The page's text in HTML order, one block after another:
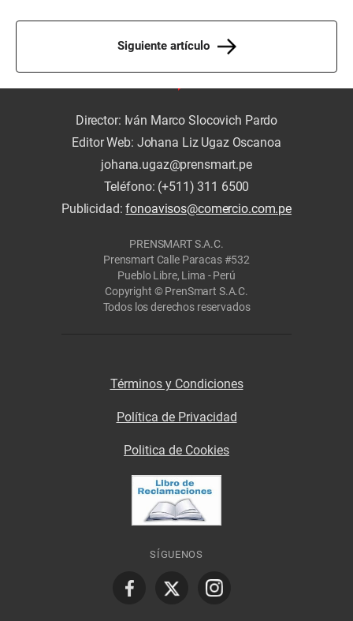
Siguiente artículo
Director: Iván Marco Slocovich Pardo
Editor Web: Johana Liz Ugaz Oscanoa
johana.ugaz@prensmart.pe
Teléfono: (+511) 311 6500
Publicidad:fonoavisos@comercio.com.pe
PRENSMART S.A.C.
Prensmart Calle Paracas #532
Pueblo Libre, Lima - Perú
Copyright © PrenSmart S.A.C.
Todos los derechos reservados
Términos y Condiciones
Política de Privacidad
Politica de Cookies
SÍGUENOS